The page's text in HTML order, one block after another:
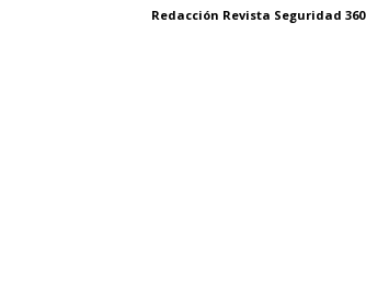
Redacción Revista Seguridad 360